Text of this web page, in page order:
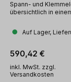
Spann- und
übersichtlich in
Auf Lager,
Regulärer Preis:
590,42 €
inkl. MwSt. zzgl.
Versandkosten